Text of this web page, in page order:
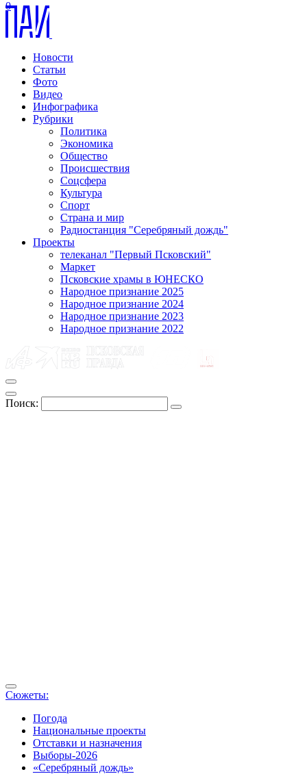
Новости
Статьи
Фото
Видео
Инфографика
Рубрики
Политика
Экономика
Общество
Происшествия
Соцсфера
Культура
Спорт
Страна и мир
Радиостанция "Серебряный дождь"
Проекты
телеканал "Первый Псковский"
Маркет
Псковские храмы в ЮНЕСКО
Народное признание 2025
Народное признание 2024
Народное признание 2023
Народное признание 2022
Поиск:
Сюжеты:
Погода
Национальные проекты
Отставки и назначения
Выборы-2026
«Серебряный дождь»
0